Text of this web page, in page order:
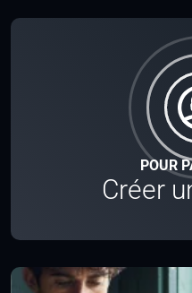
POUR
Créer